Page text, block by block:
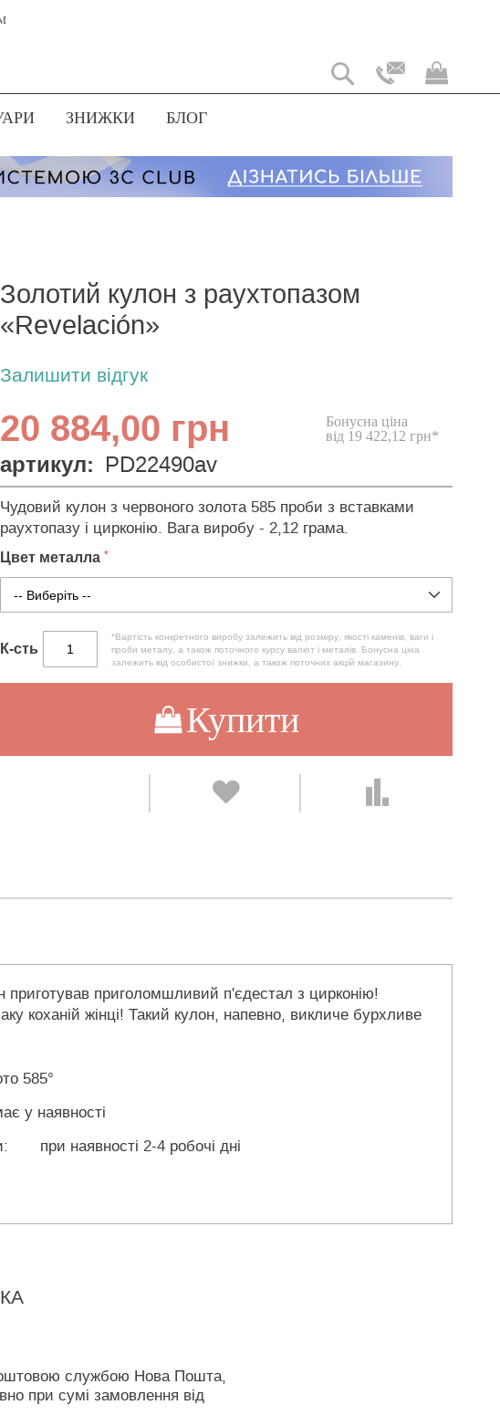
Мій
ЗНИЖКИ БЛОГ
Золотий кулон з раухтопазом
«Revelación»
Залишити відгук
20 884,00 грн
Бонусна ціна
від 19 422,12 грн*
артикул: PD22490av
Чудовий кулон з червоного золота 585 проби з вставками
раухтопазу і цирконію. Вага виробу - 2,12 грама.
Цвет металла
К-сть
*Вартість конкретного виробу залежить від розміру, якості каменів, ваги і
проби металу, а також поточного курсу валют і металів. Бонусна ціна
залежить від особистої знижки, а також поточних акцій магазину.
Купити
приготував приголомшливий п'єдестал з цирконію!
коханій жінці! Такий кулон, напевно, викличе бурхливе
585°
у наявності
при наявності 2-4 робочі дні
службою Нова Пошта,
при сумі замовлення від